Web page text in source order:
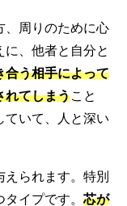
、周りのために心
に、他者と自分と
合う相手によって
れてしまう こと
ていて、人と深い
えられます。特別
イプです。 芯が